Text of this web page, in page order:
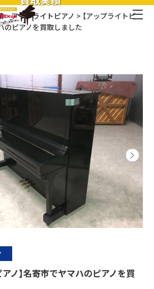
>アップライトピアノ > 【アップライトピ
のピアノを買取しました
アノ】名寄市でヤマハのピアノを買